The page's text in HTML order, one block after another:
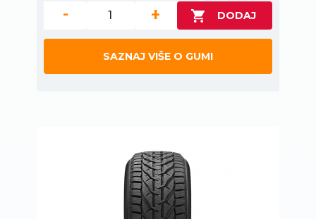
- +
SAZNAJ VIŠE O GUMI